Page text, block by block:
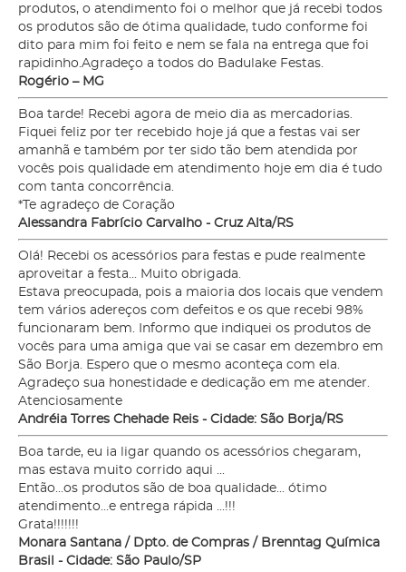
produtos, o atendimento foi o melhor que já recebi todos
os produtos são de ótima qualidade, tudo conforme foi
dito para mim foi feito e nem se fala na entrega que foi
rapidinho.Agradeço a todos do Badulake Festas.
Rogério – MG
Boa tarde! Recebi agora de meio dia as mercadorias.
Fiquei feliz por ter recebido hoje já que a festas vai ser
amanhã e também por ter sido tão bem atendida por
vocês pois qualidade em atendimento hoje em dia é tudo
com tanta concorrência.
*Te agradeço de Coração
Alessandra Fabrício Carvalho - Cruz Alta/RS
Olá! Recebi os acessórios para festas e pude realmente
aproveitar a festa... Muito obrigada.
Estava preocupada, pois a maioria dos locais que vendem
tem vários adereços com defeitos e os que recebi 98%
funcionaram bem. Informo que indiquei os produtos de
vocês para uma amiga que vai se casar em dezembro em
São Borja. Espero que o mesmo aconteça com ela.
Agradeço sua honestidade e dedicação em me atender.
Atenciosamente
Andréia Torres Chehade Reis - Cidade: São Borja/RS
Boa tarde, eu ia ligar quando os acessórios chegaram,
mas estava muito corrido aqui ...
Então...os produtos são de boa qualidade... ótimo
atendimento...e entrega rápida ...!!!
Grata!!!!!!!
Monara Santana / Dpto. de Compras / Brenntag Química
Brasil - Cidade: São Paulo/SP